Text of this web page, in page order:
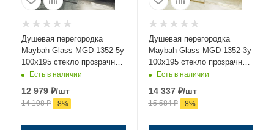
Душевая перегородка
Maybah Glass MGD-1352-5у
100х195 стекло прозрачное
профиль хром
Есть в наличии
12 979 ₽/шт
14 108₽ -8%
Душевая перегородка
Maybah Glass MGD-1352-3у
100х195 стекло прозрачное
профиль золото
Есть в наличии
14 337₽/шт
15 584₽ -8%